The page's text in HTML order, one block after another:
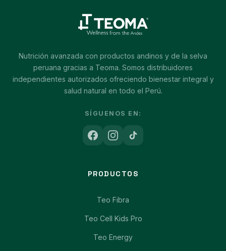
Nutrición avanzada con productos andinos y de la selva
peruana gracias a Teoma. Somos distribuidores
independientes autorizados ofreciendo bienestar integral y
salud natural en todo el Perú.
SÍGUENOS EN:
PRODUCTOS
Teo Fibra
Teo Cell Kids Pro
Teo Energy